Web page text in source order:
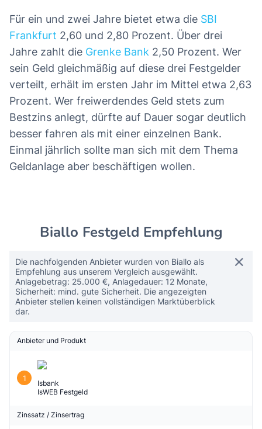
Für ein und zwei Jahre bietet etwa die SBI
Frankfurt 2,60 und 2,80 Prozent. Über drei
Jahre zahlt die Grenke Bank 2,50 Prozent. Wer
sein Geld gleichmäßig auf diese drei Festgelder
verteilt, erhält im ersten Jahr im Mittel etwa 2,63
Prozent. Wer freiwerdendes Geld stets zum
Bestzins anlegt, dürfte auf Dauer sogar deutlich
besser fahren als mit einer einzelnen Bank.
Einmal jährlich sollte man sich mit dem Thema
Geldanlage aber beschäftigen wollen.
Biallo Festgeld Empfehlung
Die nachfolgenden Anbieter wurden von Biallo als
Empfehlung aus unserem Vergleich ausgewählt.
Anlagebetrag: 25.000 €, Anlagedauer: 12 Monate,
Sicherheit: mind. gute Sicherheit. Die angezeigten
Anbieter stellen keinen vollständigen Marktüberblick
dar.
Anbieter und Produkt
1
Isbank
IsWEB Festgeld
Zinssatz / Zinsertrag